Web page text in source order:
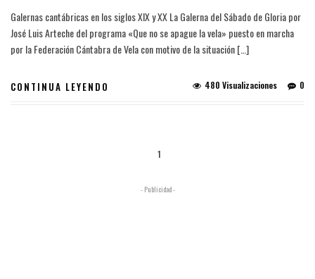
Galernas cantábricas en los siglos XIX y XX La Galerna del Sábado de Gloria por
José Luis Arteche del programa «Que no se apague la vela» puesto en marcha
por la Federación Cántabra de Vela con motivo de la situación […]
CONTINUA LEYENDO 0
480 Visualizaciones
1
- Publicidad -